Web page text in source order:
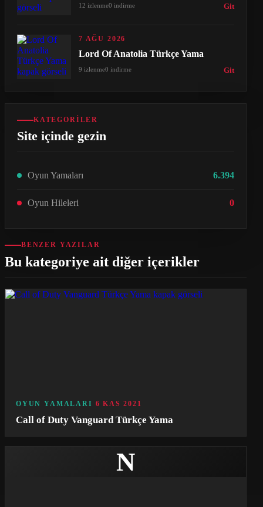
12 izlenme0 indirme Git
7 AĞU 2026
Lord Of Anatolia Türkçe Yama
9 izlenme0 indirme Git
KATEGORILER
Site içinde gezin
Oyun Yamaları 6.394
Oyun Hileleri 0
BENZER YAZILAR
Bu kategoriye ait diğer içerikler
OYUN YAMALARI 6 KAS 2021
Call of Duty Vanguard Türkçe Yama
N